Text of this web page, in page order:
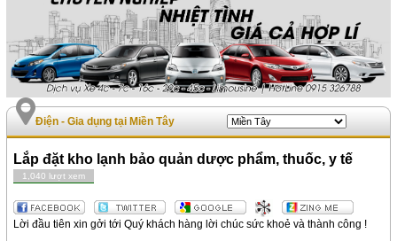
Điện - Gia dụng tại Miền Tây
Lắp đặt kho lạnh bảo quản dược phẩm, thuốc, y tế
1,040 lượt xem
Lời đầu tiên xin gởi tới Quý khách hàng lời chúc sức khoẻ và thành công !